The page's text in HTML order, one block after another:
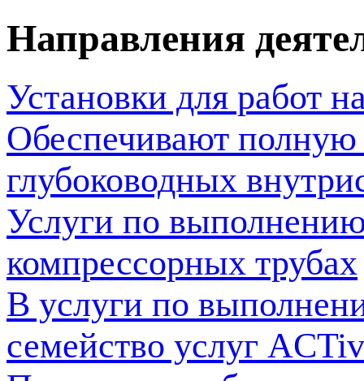
Направления
Установки для работ
Обеспечивают
глубоководных
Услуги по
компрессорных трубах
В услуги по
семейство услуг